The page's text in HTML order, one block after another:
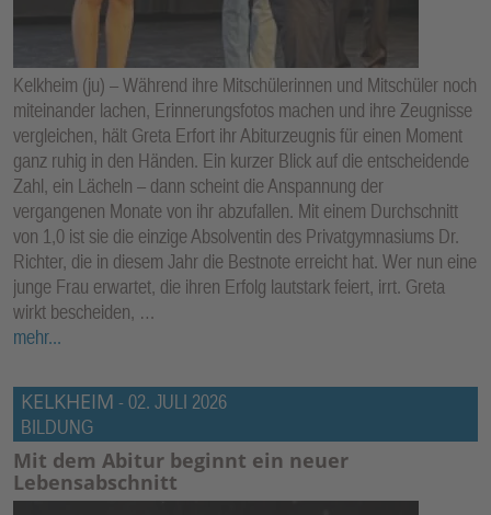
Kelkheim (ju) – Während ihre Mitschülerinnen und Mitschüler noch
miteinander lachen, Erinnerungsfotos machen und ihre Zeugnisse
vergleichen, hält Greta Erfort ihr Abiturzeugnis für einen Moment
ganz ruhig in den Händen. Ein kurzer Blick auf die entscheidende
Zahl, ein Lächeln – dann scheint die Anspannung der
vergangenen Monate von ihr abzufallen. Mit einem Durchschnitt
von 1,0 ist sie die einzige Absolventin des Privatgymnasiums Dr.
Richter, die in diesem Jahr die Bestnote erreicht hat. Wer nun eine
junge Frau erwartet, die ihren Erfolg lautstark feiert, irrt. Greta
wirkt bescheiden, …
mehr...
KELKHEIM - 02. JULI 2026
BILDUNG
Mit dem Abitur beginnt ein neuer
Lebensabschnitt